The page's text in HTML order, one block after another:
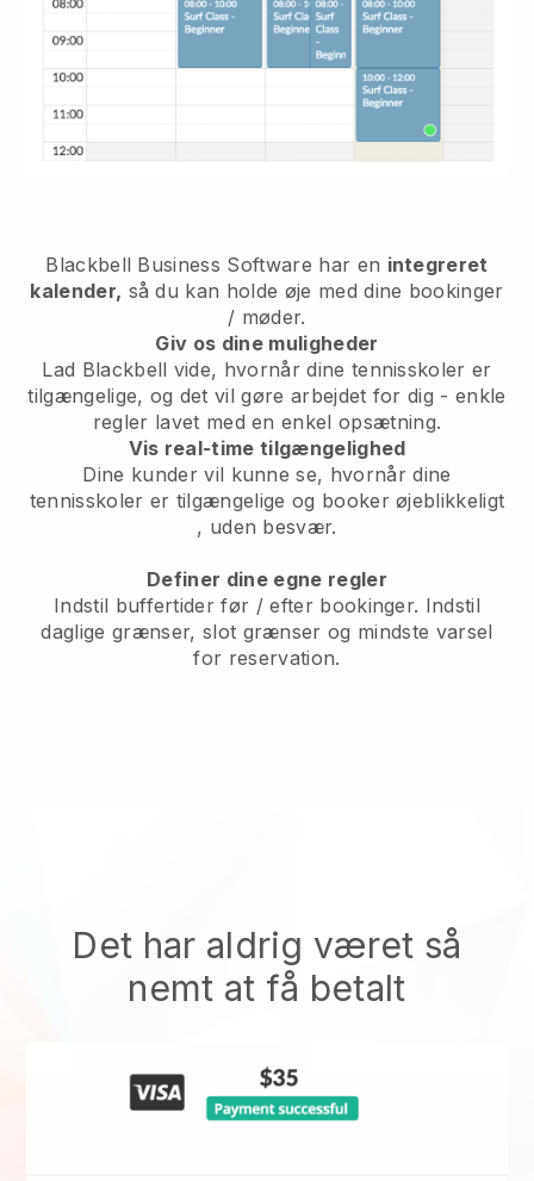
Blackbell Business Software har en integreret
kalender, så du kan holde øje med dine bookinger
/ møder.
Giv os dine muligheder
Lad Blackbell vide, hvornår dine tennisskoler er
tilgængelige, og det vil gøre arbejdet for dig - enkle
regler lavet med en enkel opsætning.
Vis real-time tilgængelighed
Dine kunder vil kunne se, hvornår dine
tennisskoler er tilgængelige og booker øjeblikkeligt
, uden besvær.
Definer dine egne regler
Indstil buffertider før / efter bookinger. Indstil
daglige grænser, slot grænser og mindste varsel
for reservation.
Det har aldrig været så
nemt at få betalt